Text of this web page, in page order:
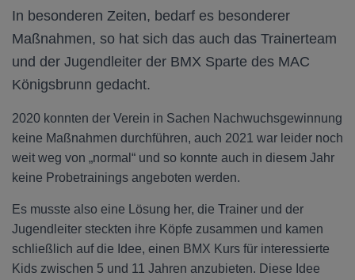
In besonderen Zeiten, bedarf es besonderer
Maßnahmen, so hat sich das auch das Trainerteam
und der Jugendleiter der BMX Sparte des MAC
Königsbrunn gedacht.
2020 konnten der Verein in Sachen Nachwuchsgewinnung
keine Maßnahmen durchführen, auch 2021 war leider noch
weit weg von „normal“ und so konnte auch in diesem Jahr
keine Probetrainings angeboten werden.
Es musste also eine Lösung her, die Trainer und der
Jugendleiter steckten ihre Köpfe zusammen und kamen
schließlich auf die Idee, einen BMX Kurs für interessierte
Kids zwischen 5 und 11 Jahren anzubieten. Diese Idee